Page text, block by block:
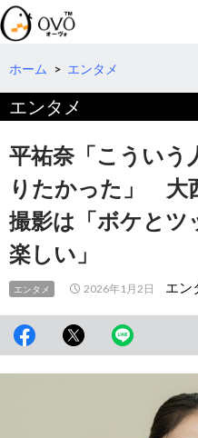
検
索
コ
テ
へ
移
ホーム > エンタメ
エンタメ
平祐奈「こういう
りたかった」 大
撮影は「ボケと
楽しい」
エンタメ 2026年1月2日 エン